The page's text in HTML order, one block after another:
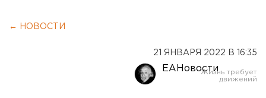
← НОВОСТИ
21 ЯНВАРЯ 2022 В 16:35
ЕАНовости